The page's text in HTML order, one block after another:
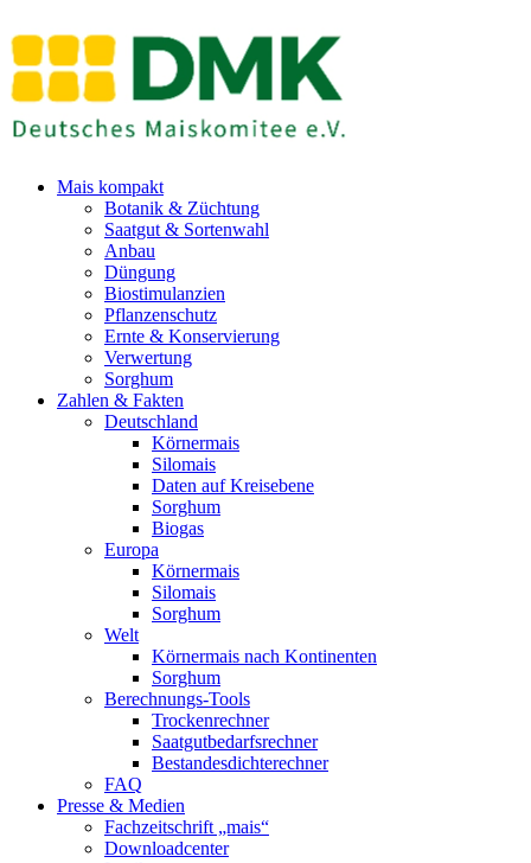
Mais kompakt
Botanik & Züchtung
Saatgut & Sortenwahl
Anbau
Düngung
Biostimulanzien
Pflanzenschutz
Ernte & Konservierung
Verwertung
Sorghum
Zahlen & Fakten
Deutschland
Körnermais
Silomais
Daten auf Kreisebene
Sorghum
Biogas
Europa
Körnermais
Silomais
Sorghum
Welt
Körnermais nach Kontinenten
Sorghum
Berechnungs-Tools
Trockenrechner
Saatgutbedarfsrechner
Bestandesdichterechner
FAQ
Presse & Medien
Fachzeitschrift „mais“
Downloadcenter